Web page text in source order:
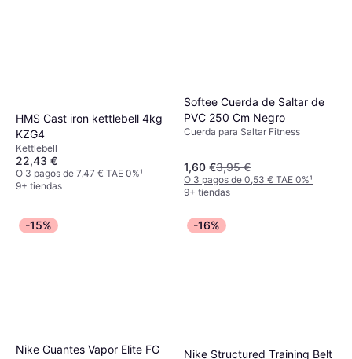
HMS Cast iron kettlebell 4kg
KZG4
Kettlebell
22,43 €
O 3 pagos de 7,47 € TAE 0%¹
9+ tiendas
Softee Cuerda de Saltar de
PVC 250 Cm Negro
Cuerda para Saltar Fitness
1,60 €3,95 €
O 3 pagos de 0,53 € TAE 0%¹
9+ tiendas
-15%
Nike Guantes Vapor Elite FG
-16%
Nike Structured Training Belt